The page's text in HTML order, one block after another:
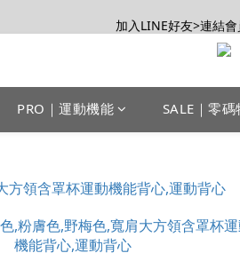
【會員推薦賞】推薦好
加入LINE好友>連結
【會員推薦賞】推薦好
PRO｜運動機能 SALE｜零